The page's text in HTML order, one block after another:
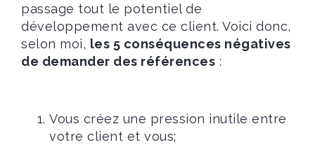
passage tout le potentiel de
développement avec ce client. Voici donc,
selon moi, les 5 conséquences négatives
de demander des références :
Vous créez une pression inutile entre
votre client et vous;